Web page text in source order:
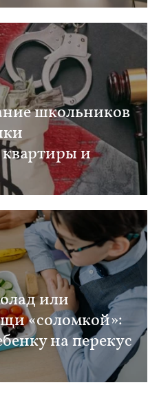
школьников
и
или
«соломкой»:
на перекус